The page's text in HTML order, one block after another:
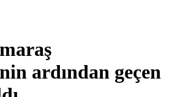
ardından geçen